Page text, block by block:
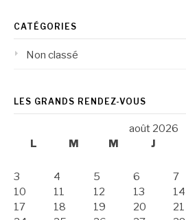
CATÉGORIES
Non classé
LES GRANDS RENDEZ-VOUS
août 2026
L
M M J
3
4 5 6 7
10
11 12 13 14
17
18 19 20 21